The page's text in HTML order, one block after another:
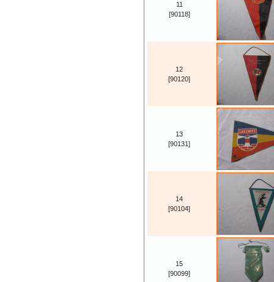
11
[90118]
12
[90120]
13
[90131]
14
[90104]
15
[90099]